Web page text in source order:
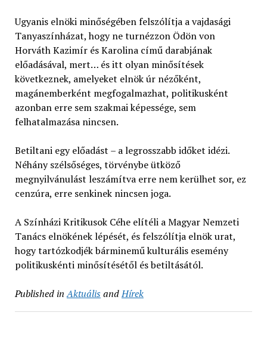
Ugyanis elnöki minőségében felszólítja a vajdasági
Tanyaszínházat, hogy ne turnézzon Ödön von
Horváth Kazimír és Karolina című darabjának
előadásával, mert… és itt olyan minősítések
következnek, amelyeket elnök úr nézőként,
magánemberként megfogalmazhat, politikusként
azonban erre sem szakmai képessége, sem
felhatalmazása nincsen.
Betiltani egy előadást – a legrosszabb időket idézi.
Néhány szélsőséges, törvénybe ütköző
megnyilvánulást leszámítva erre nem kerülhet sor, ez
cenzúra, erre senkinek nincsen joga.
A Színházi Kritikusok Céhe elítéli a Magyar Nemzeti
Tanács elnökének lépését, és felszólítja elnök urat,
hogy tartózkodjék bárminemű kulturális esemény
politikuskénti minősítésétől és betiltásától.
Published in AktuálisandHírek